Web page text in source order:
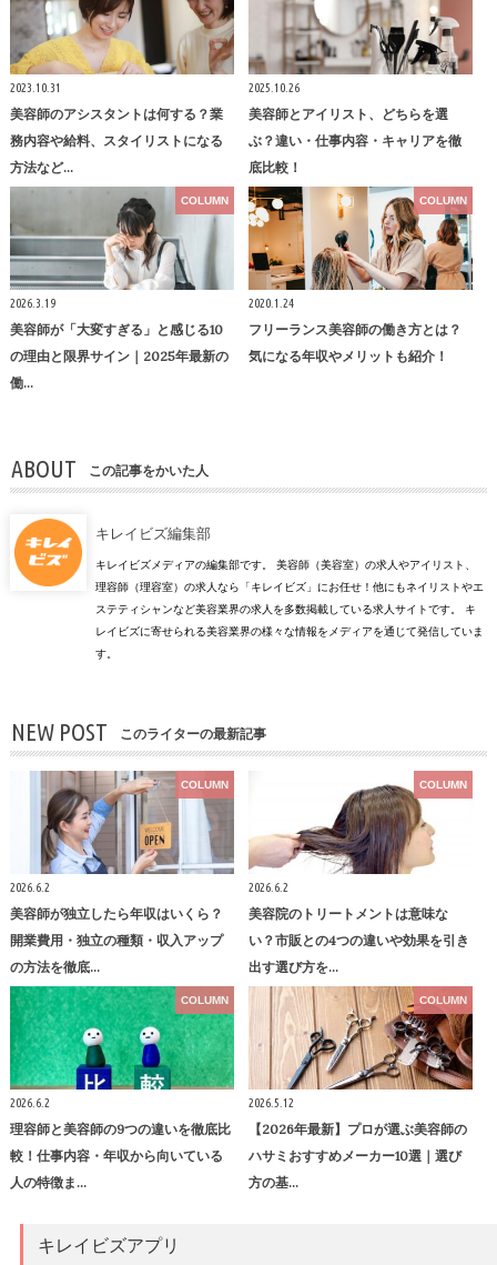
2023.10.31
美容師のアシスタントは何する？業
務内容や給料、スタイリストになる
方法など…
2025.10.26
美容師とアイリスト、どちらを選
ぶ？違い・仕事内容・キャリアを徹
底比較！
COLUMN
2026.3.19
美容師が「大変すぎる」と感じる10
の理由と限界サイン｜2025年最新の
働…
COLUMN
2020.1.24
フリーランス美容師の働き方とは？
気になる年収やメリットも紹介！
ABOUT この記事をかいた人
キレイビズ編集部
キレイビズメディアの編集部です。 美容師（美容室）の求人やアイリスト、
理容師（理容室）の求人なら「キレイビズ」にお任せ！他にもネイリストやエ
ステティシャンなど美容業界の求人を多数掲載している求人サイトです。 キ
レイビズに寄せられる美容業界の様々な情報をメディアを通じて発信していま
す。
NEW POST このライターの最新記事
COLUMN
2026.6.2
美容師が独立したら年収はいくら？
開業費用・独立の種類・収入アップ
の方法を徹底…
COLUMN
2026.6.2
美容院のトリートメントは意味な
い？市販との4つの違いや効果を引き
出す選び方を…
COLUMN
2026.6.2
理容師と美容師の9つの違いを徹底比
較！仕事内容・年収から向いている
人の特徴ま…
COLUMN
2026.5.12
【2026年最新】プロが選ぶ美容師の
ハサミおすすめメーカー10選｜選び
方の基…
キレイビズアプリ